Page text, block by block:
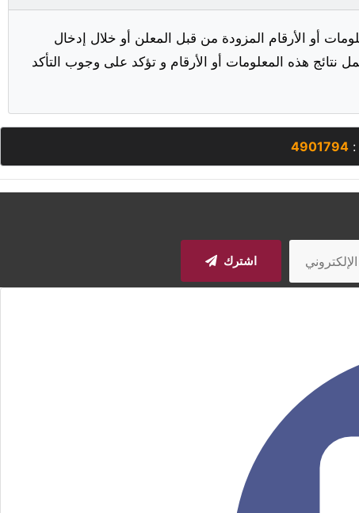
أو الأرقام المزودة من قبل المعلن أو خلال إدخال
نتائج هذه المعلومات أو الأرقام و تؤكد على وجوب التأكد
:
4901794
اشترك